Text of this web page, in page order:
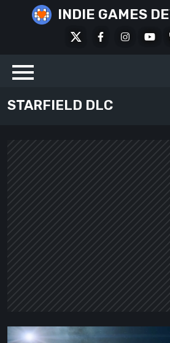
INDIE GAMES
FacebookInstagram
STARFIELD DLC
Starfield